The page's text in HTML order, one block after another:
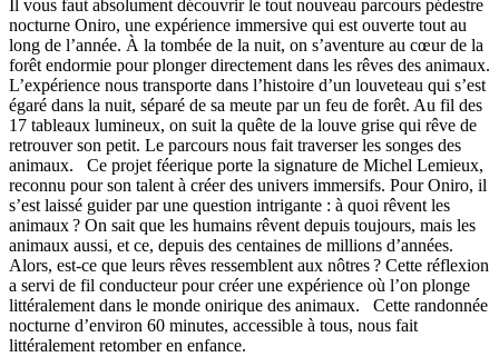
Il vous faut absolument découvrir le tout nouveau parcours pédestre
nocturne Oniro, une expérience immersive qui est ouverte tout au
long de l’année. À la tombée de la nuit, on s’aventure au cœur de la
forêt endormie pour plonger directement dans les rêves des animaux.
L’expérience nous transporte dans l’histoire d’un louveteau qui s’est
égaré dans la nuit, séparé de sa meute par un feu de forêt. Au fil des
17 tableaux lumineux, on suit la quête de la louve grise qui rêve de
retrouver son petit. Le parcours nous fait traverser les songes des
animaux. Ce projet féerique porte la signature de Michel Lemieux,
reconnu pour son talent à créer des univers immersifs. Pour Oniro, il
s’est laissé guider par une question intrigante : à quoi rêvent les
animaux ? On sait que les humains rêvent depuis toujours, mais les
animaux aussi, et ce, depuis des centaines de millions d’années.
Alors, est-ce que leurs rêves ressemblent aux nôtres ? Cette réflexion
a servi de fil conducteur pour créer une expérience où l’on plonge
littéralement dans le monde onirique des animaux. Cette randonnée
nocturne d’environ 60 minutes, accessible à tous, nous fait
littéralement retomber en enfance.